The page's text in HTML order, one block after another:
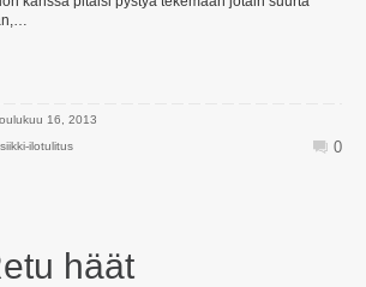
16, 2013
ilotulitus 0
häät